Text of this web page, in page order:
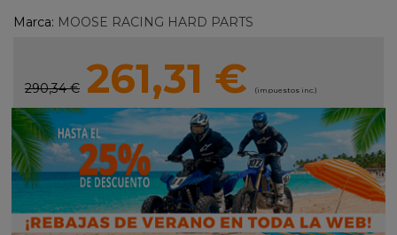
Marca: MOOSE RACING HARD PARTS
290,34 € 261,31 € (impuestos inc.)